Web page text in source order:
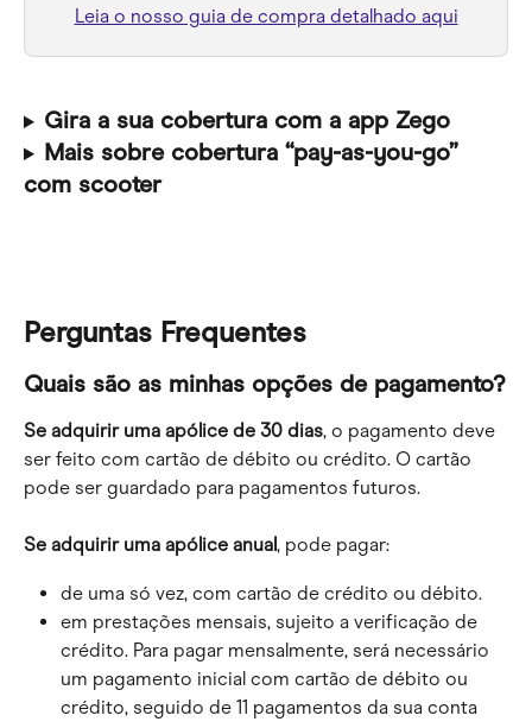
Leia o nosso guia de compra detalhado aqui
Gira a sua cobertura com a app Zego
Mais sobre cobertura “pay-as-you-go”
com scooter
Perguntas Frequentes
Quais são as minhas opções de pagamento?
Se adquirir uma apólice de 30 dias, o pagamento deve
ser feito com cartão de débito ou crédito. O cartão
pode ser guardado para pagamentos futuros.
Se adquirir uma apólice anual, pode pagar:
de uma só vez, com cartão de crédito ou débito.
em prestações mensais, sujeito a verificação de
crédito. Para pagar mensalmente, será necessário
um pagamento inicial com cartão de débito ou
crédito, seguido de 11 pagamentos da sua conta